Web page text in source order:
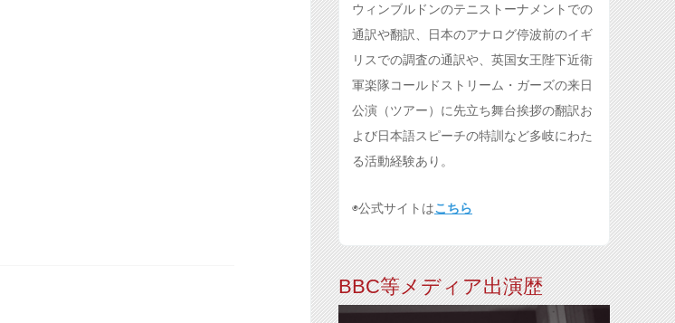
ウィンブルドンのテニストーナメントでの
通訳や翻訳、日本のアナログ停波前のイギ
リスでの調査の通訳や、英国女王陛下近衛
軍楽隊コールドストリーム・ガーズの来日
公演（ツアー）に先立ち舞台挨拶の翻訳お
よび日本語スピーチの特訓など多岐にわた
る活動経験あり。
◉公式サイトはこちら
BBC等メディア出演歴